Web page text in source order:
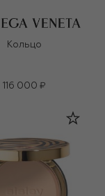
Кольцо
116 000 ₽